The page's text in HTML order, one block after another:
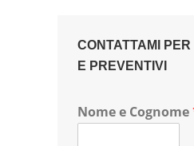
CONTATTAMI PER
E PREVENTIVI
Nome e Cognome